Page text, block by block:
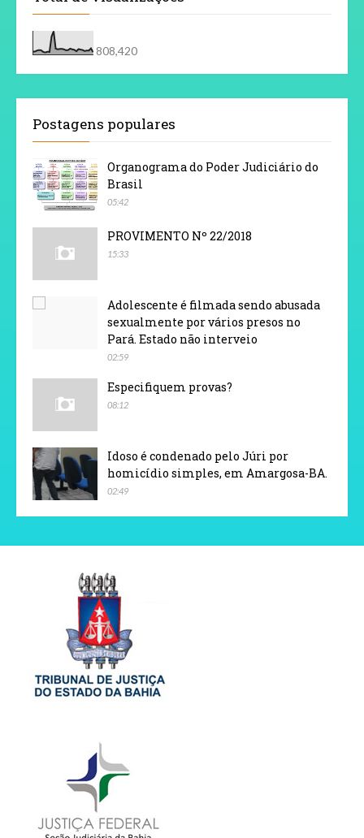
808,420
Postagens populares
Organograma do Poder Judiciário do
Brasil
05:42
PROVIMENTO Nº 22/2018
15:33
Adolescente é filmada sendo abusada
sexualmente por vários presos no
Pará. Estado não interveio
02:59
Especifiquem provas?
08:12
Idoso é condenado pelo Júri por
homicídio simples, em Amargosa-BA.
02:49